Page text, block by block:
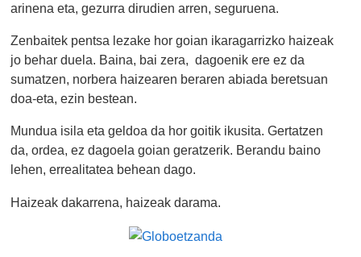
arinena eta, gezurra dirudien arren, seguruena.
Zenbaitek pentsa lezake hor goian ikaragarrizko haizeak
jo behar duela. Baina, bai zera, dagoenik ere ez da
sumatzen, norbera haizearen beraren abiada beretsuan
doa-eta, ezin bestean.
Mundua isila eta geldoa da hor goitik ikusita. Gertatzen
da, ordea, ez dagoela goian geratzerik. Berandu baino
lehen, errealitatea behean dago.
Haizeak dakarrena, haizeak darama.